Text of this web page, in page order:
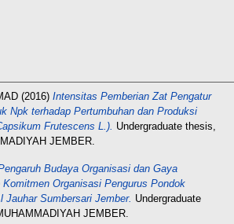
(2016) Intensitas Pemberian Zat Pengatur
Npk terhadap Pertumbuhan dan Produksi
Frutescens L.). Undergraduate thesis,
JEMBER.
Budaya Organisasi dan Gaya
Organisasi Pengurus Pondok
Jauhar Sumbersari Jember. Undergraduate
JEMBER.